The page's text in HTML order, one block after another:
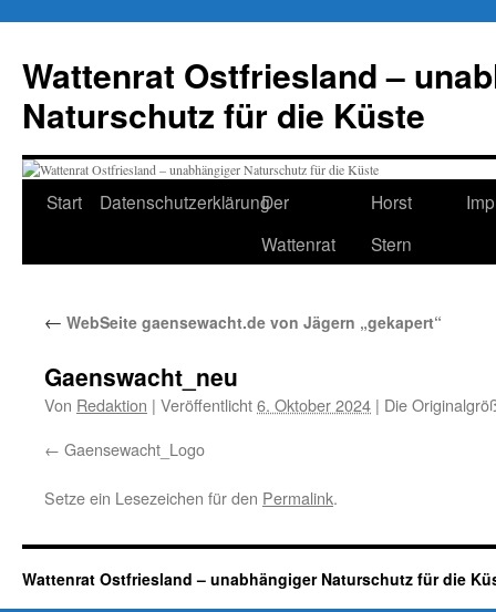
springen
Wattenrat Ostfriesland –
Naturschutz für die Küste
Start DatenschutzerklärungDer
Wattenrat
Horst
Stern
← WebSeite gaensewacht.de von Jägern „gekapert“
Gaenswacht_neu
Von Redaktion | Veröffentlicht6. Oktober 2024 | Die
Gaensewacht_Logo
Setze ein Lesezeichen für den Permalink.
Wattenrat Ostfriesland – unabhängiger Naturschutz für die